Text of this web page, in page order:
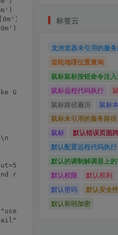
Gecko) Chrome/
status {\\n
response.status_code ==
标签云
龙浏览器未引用的服
齿轮地理位置查询
鼠标鼠标按钮命令注
鼠标远程代码执行
鼠标路径遍历
鼠标
鼠标未引用的服务路径
鼠标
默认错误页面
默认配置远程代码执行
默认的调制解调器上
默认权限
默认权利
默认密码
默认安全
默认和弱加密